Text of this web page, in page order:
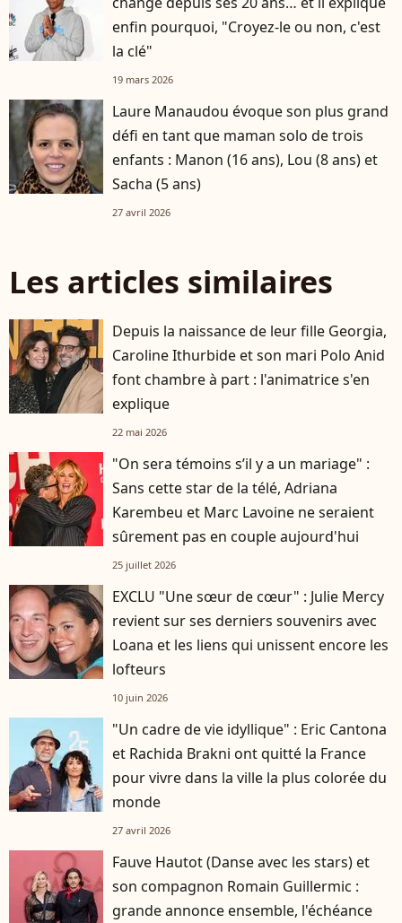
enfin pourquoi, "Croyez-le ou non, c'est
la clé"
19 mars 2026
Laure Manaudou évoque son plus grand
défi en tant que maman solo de trois
enfants : Manon (16 ans), Lou (8 ans) et
Sacha (5 ans)
27 avril 2026
Les articles similaires
Depuis la naissance de leur fille Georgia,
Caroline Ithurbide et son mari Polo Anid
font chambre à part : l'animatrice s'en
explique
22 mai 2026
"On sera témoins s’il y a un mariage" :
Sans cette star de la télé, Adriana
Karembeu et Marc Lavoine ne seraient
sûrement pas en couple aujourd'hui
25 juillet 2026
EXCLU "Une sœur de cœur" : Julie Mercy
revient sur ses derniers souvenirs avec
Loana et les liens qui unissent encore les
lofteurs
10 juin 2026
"Un cadre de vie idyllique" : Eric Cantona
et Rachida Brakni ont quitté la France
pour vivre dans la ville la plus colorée du
monde
27 avril 2026
Fauve Hautot (Danse avec les stars) et
son compagnon Romain Guillermic :
grande annonce ensemble, l'échéance